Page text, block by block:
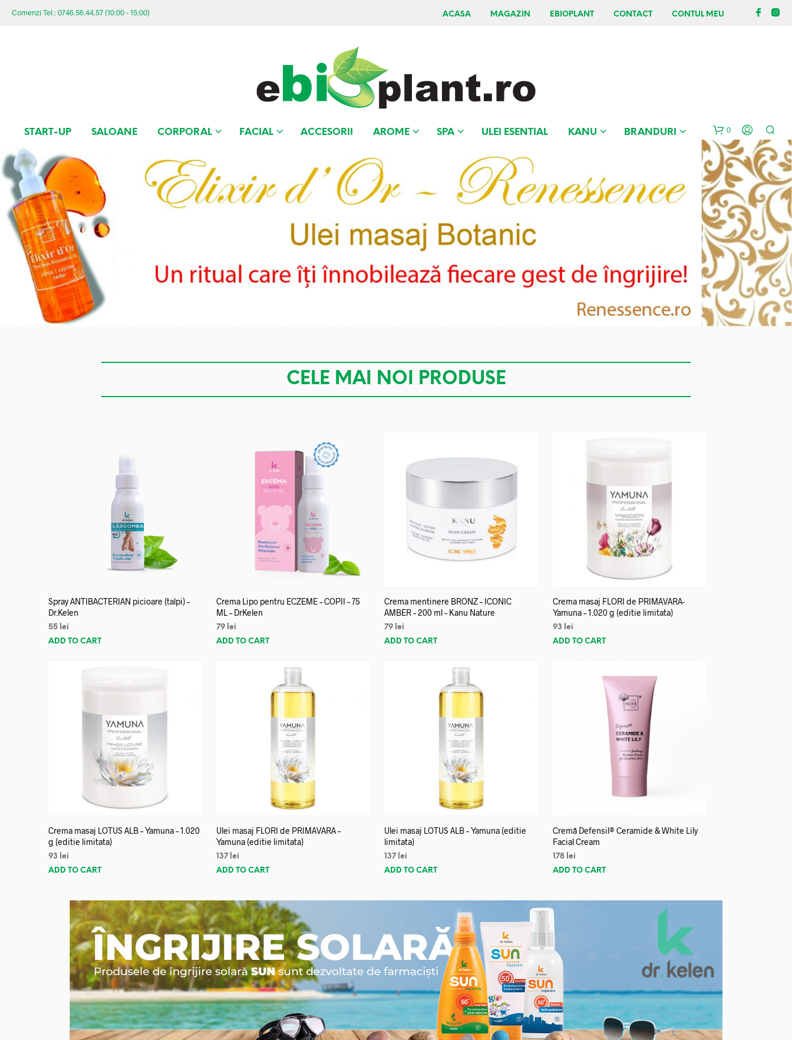
Comenzi Tel.: 0746.56.44.57 (10:00 - 15:00) ACASA MAGAZIN EBIOPLANT CONTACT CONTUL MEU
START-UP SALOANE CORPORAL FACIAL ACCESORII AROME SPA ULEI ESENTIAL KANU BRANDURI 0
CELE MAI NOI PRODUSE
Spray ANTIBACTERIAN picioare (talpi) –
Dr.Kelen
55 lei
ADD TO CART
Crema Lipo pentru ECZEME – COPII – 75
ML – DrKelen
79 lei
ADD TO CART
Crema mentinere BRONZ – ICONIC
AMBER – 200 ml – Kanu Nature
79 lei
ADD TO CART
Crema masaj FLORI de PRIMAVARA-
Yamuna – 1.020 g (editie limitata)
93
lei
ADD TO CART
Crema masaj LOTUS ALB – Yamuna – 1.020
g (editie limitata)
93
lei
ADD TO CART
Ulei masaj FLORI de PRIMAVARA –
Yamuna (editie limitata)
137 lei
ADD TO CART
Ulei masaj LOTUS ALB – Yamuna (editie
limitata)
137 lei
ADD TO CART
Cremă Defensil® Ceramide & White Lily
Facial Cream
178 lei
ADD TO CART